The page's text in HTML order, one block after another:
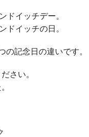
ドイッチデー。
ドイッチの日。
の記念日の違いです。
さい。